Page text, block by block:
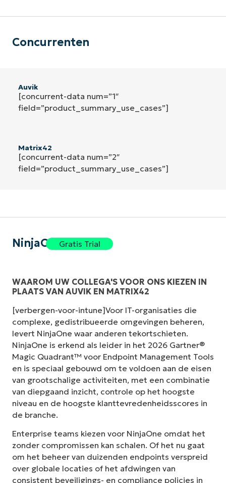
Concurrenten
Auvik
[concurrent-data num=”1″
field=”product_summary_use_cases”]
Matrix42
[concurrent-data num=”2″
field=”product_summary_use_cases”]
NinjaOneGratis Trial
WAAROM UW COLLEGA'S VOOR ONS KIEZEN IN
PLAATS VAN AUVIK EN MATRIX42
[verbergen-voor-intune]Voor IT-organisaties die
complexe, gedistribueerde omgevingen beheren,
levert NinjaOne waar anderen tekortschieten.
NinjaOne is erkend als leider in het 2026 Gartner®
Magic Quadrant™ voor Endpoint Management Tools
en is speciaal gebouwd om te voldoen aan de eisen
van grootschalige activiteiten, met een combinatie
van diepgaand inzicht, controle op het hoogste
niveau en de hoogste klanttevredenheidsscores in
de branche.
Enterprise teams kiezen voor NinjaOne omdat het
zonder compromissen kan schalen. Of het nu gaat
om het beheer van duizenden endpoints verspreid
over globale locaties of het afdwingen van
consistent beveiligings- en compliance policies in